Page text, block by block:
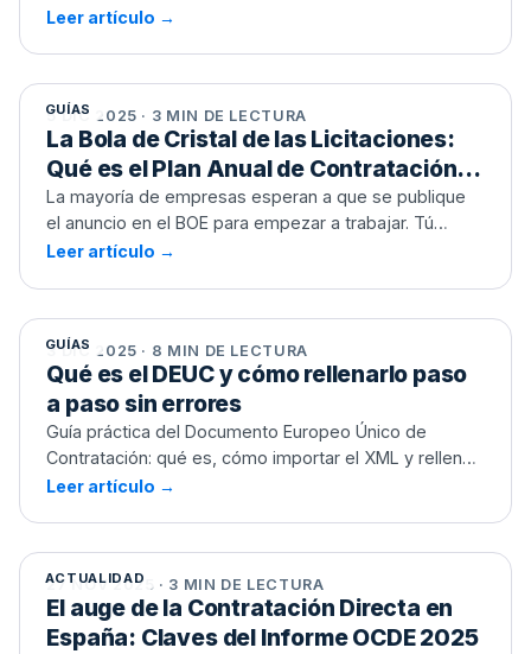
ingresos recurrentes evitando la burocracia diaria.
Leer artículo →
GUÍAS
La Bola de Cristal de las Licitaciones:
Qué es el Plan Anual de Contratación y
cómo usarlo para ganar en 2026
5 DIC 2025 · 3 MIN DE LECTURA
La Bola de Cristal de las Licitaciones:
Qué es el Plan Anual de Contratación y
cómo usarlo para ganar en 2026
La mayoría de empresas esperan a que se publique
el anuncio en el BOE para empezar a trabajar. Tú
puedes saberlo meses antes. Te explicamos cómo
Leer artículo →
GUÍAS
Qué es el DEUC y cómo rellenarlo paso a
paso sin errores
3 DIC 2025 · 8 MIN DE LECTURA
Qué es el DEUC y cómo rellenarlo paso
a paso sin errores
Guía práctica del Documento Europeo Único de
Contratación: qué es, cómo importar el XML y rellenar
cada parte en el visor oficial para no jugarte la oferta
Leer artículo →
ACTUALIDAD
El auge de la Contratación Directa en
España: Claves del Informe OCDE 2025
27 NOV 2025 · 3 MIN DE LECTURA
El auge de la Contratación Directa en
España: Claves del Informe OCDE 2025